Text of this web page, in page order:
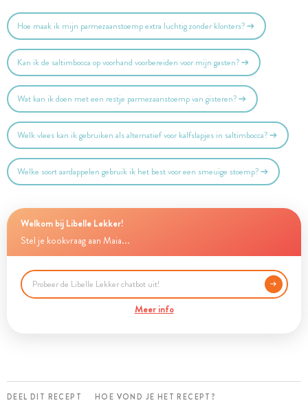
Hoe maak ik mijn parmezaanstoemp extra luchtig zonder klonters?
Kan ik de saltimbocca op voorhand voorbereiden voor mijn gasten?
Wat kan ik doen met een restje parmezaanstoemp van gisteren?
Welk vlees kan ik gebruiken als alternatief voor kalfslapjes in saltimbocca?
Welke soort aardappelen gebruik ik het best voor een smeuïge stoemp?
Welkom bij Libelle Lekker!
Stel je kookvraag aan Maia...
Meer info
DEEL DIT RECEPT HOE VOND JE HET RECEPT?